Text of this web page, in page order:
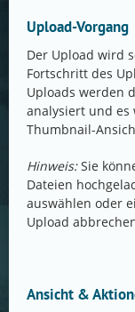
Upload-Vorgang
Der Upload wird
Fortschritt des
Uploads werden
analysiert und es
Thumbnail-
Hinweis:Sie
Dateien
auswählen oder
Upload
Ansicht &